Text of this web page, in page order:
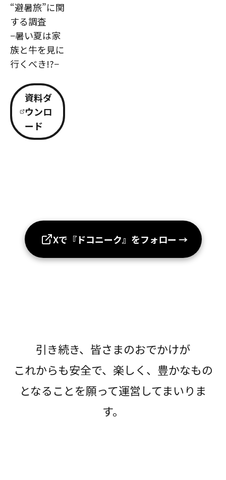
“避暑旅”に関
する調査
−暑い夏は家
族と牛を見に
行くべき!?−
資料ダ
ウンロ
ード
Xで『ドコニーク』をフォロー →
引き続き、皆さまのおでかけが
これからも安全で、楽しく、豊かなもの
となることを願って運営してまいりま
す。